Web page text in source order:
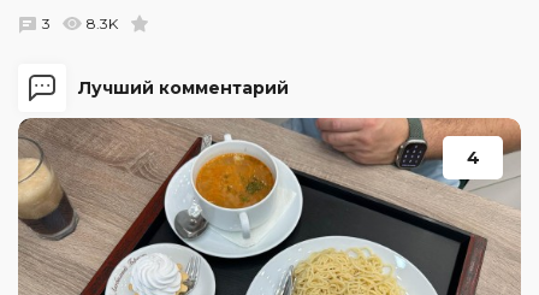
Лучший комментарий
4
3 8.3K